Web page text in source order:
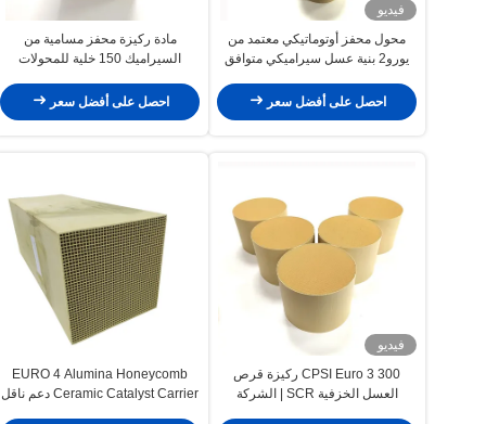
فيديو
محول محفز أوتوماتيكي معتمد من
يورو2 بنية عسل سيراميكي متوافق
احصل على أفضل سعر
مادة ركيزة محفز مسامية من
السيراميك 150 خلية للمحولات
احصل على أفضل سعر
فيديو
300 CPSI Euro 3 ركيزة قرص
العسل الخزفية SCR | الشركة
EURO 4 Alumina Honeycomb
Ceramic Catalyst Carrier دعم ناقل